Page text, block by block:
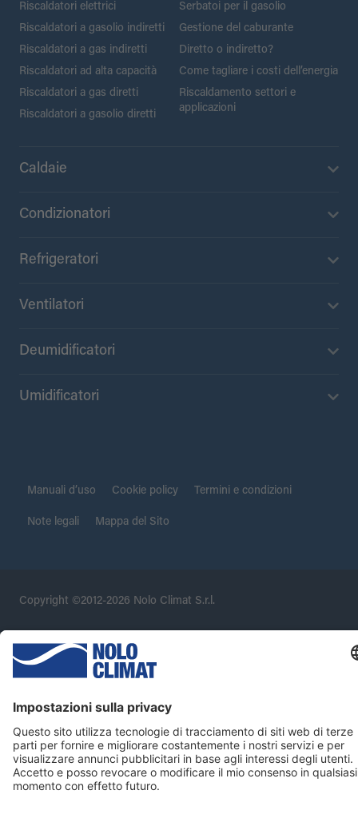
Riscaldatori elettrici
Riscaldatori a gasolio indiretti
Riscaldatori a gas indiretti
Riscaldatori ad alta capacità
Riscaldatori a gas diretti
Riscaldatori a gasolio diretti
Serbatoi per il gasolio
Gestione del caburante
Diretto o indiretto?
Come tagliare i costi dell’energia
Riscaldamento settori e
applicazioni
Caldaie
Condizionatori
Refrigeratori
Ventilatori
Deumidificatori
Umidificatori
Manuali d’uso Cookie policy Termini e condizioni
Note legali Mappa del Sito
Copyright ©2012-2026 Nolo Climat S.r.l.